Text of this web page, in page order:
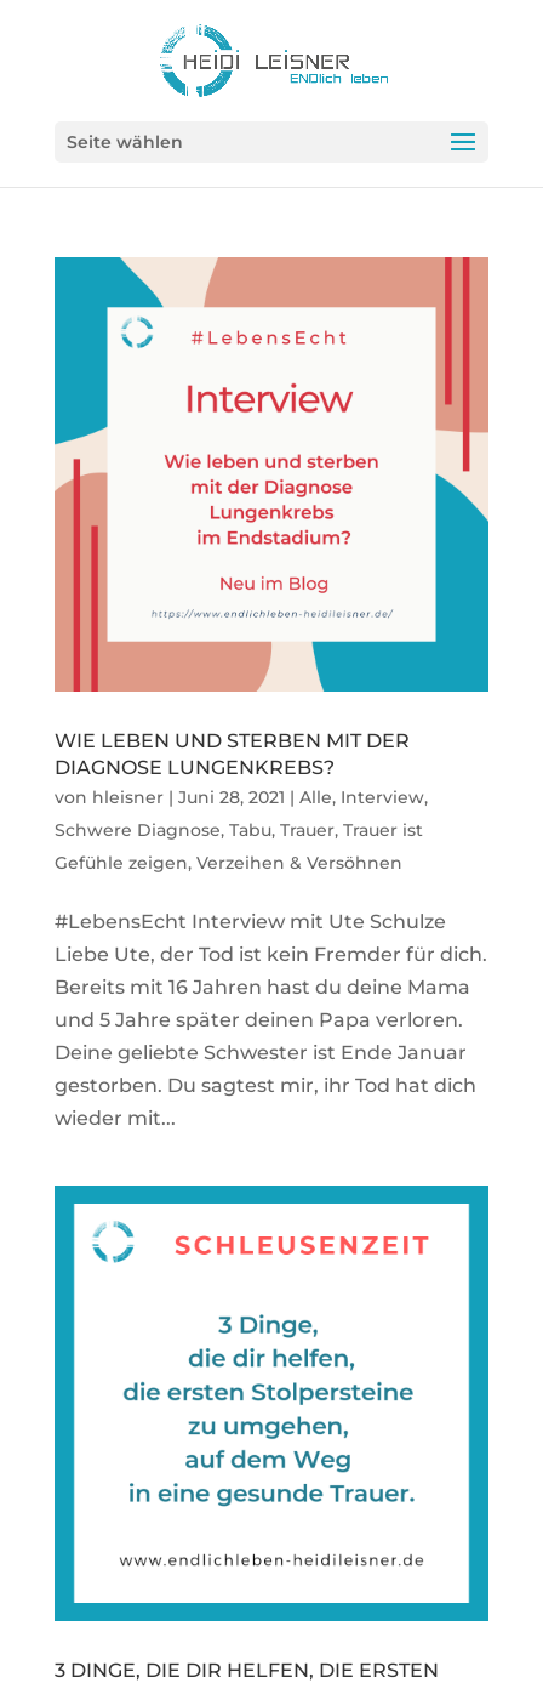
Seite wählen
WIE LEBEN UND STERBEN MIT DER
DIAGNOSE LUNGENKREBS?
von hleisner| Juni 28, 2021 | Alle, Interview,
Schwere Diagnose, Tabu, Trauer, Trauer ist
Gefühle zeigen, Verzeihen & Versöhnen
#LebensEcht Interview mit Ute Schulze
Liebe Ute, der Tod ist kein Fremder für dich.
Bereits mit 16 Jahren hast du deine Mama
und 5 Jahre später deinen Papa verloren.
Deine geliebte Schwester ist Ende Januar
gestorben. Du sagtest mir, ihr Tod hat dich
wieder mit...
3 DINGE, DIE DIR HELFEN, DIE ERSTEN